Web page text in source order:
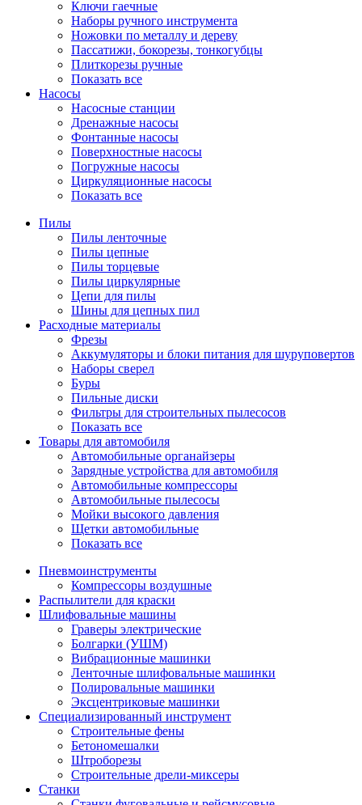
Ключи гаечные
Наборы ручного инструмента
Ножовки по металлу и дереву
Пассатижи, бокорезы, тонкогубцы
Плиткорезы ручные
Показать все
Насосы
Насосные станции
Дренажные насосы
Фонтанные насосы
Поверхностные насосы
Погружные насосы
Циркуляционные насосы
Показать все
Пилы
Пилы ленточные
Пилы цепные
Пилы торцевые
Пилы циркулярные
Цепи для пилы
Шины для цепных пил
Расходные материалы
Фрезы
Аккумуляторы и блоки питания для шуруповертов
Наборы сверел
Буры
Пильные диски
Фильтры для строительных пылесосов
Показать все
Товары для автомобиля
Автомобильные органайзеры
Зарядные устройства для автомобиля
Автомобильные компрессоры
Автомобильные пылесосы
Мойки высокого давления
Щетки автомобильные
Показать все
Пневмоинструменты
Компрессоры воздушные
Распылители для краски
Шлифовальные машины
Граверы электрические
Болгарки (УШМ)
Вибрационные машинки
Ленточные шлифовальные машинки
Полировальные машинки
Эксцентриковые машинки
Специализированный инструмент
Строительные фены
Бетономешалки
Штроборезы
Строительные дрели-миксеры
Станки